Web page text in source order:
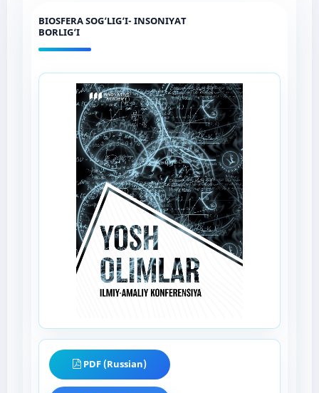
BIOSFERA SOG‘LIG‘I- INSONIYAT
BORLIG‘I
PDF (Russian)